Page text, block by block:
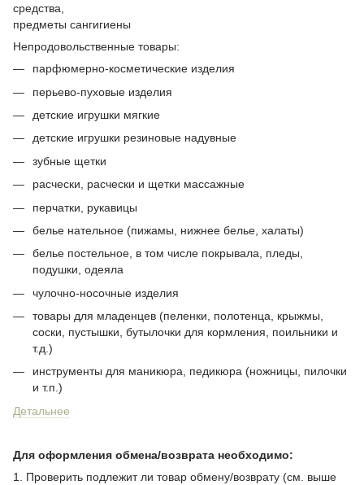
средства,
предметы сангигиены
Непродовольственные товары:
парфюмерно-косметические изделия
перьево-пуховые изделия
детские игрушки мягкие
детские игрушки резиновые надувные
зубные щетки
расчески, расчески и щетки массажные
перчатки, рукавицы
белье нательное (пижамы, нижнее белье, халаты)
белье постельное, в том числе покрывала, пледы,
подушки, одеяла
чулочно-носочные изделия
товары для младенцев (пеленки, полотенца, крыжмы,
соски, пустышки, бутылочки для кормления, поильники и
т.д.)
инструменты для маникюра, педикюра (ножницы, пилочки
и т.п.)
Детальнее
Для оформления обмена/возврата необходимо:
1. Проверить подлежит ли товар обмену/возврату (см. выше